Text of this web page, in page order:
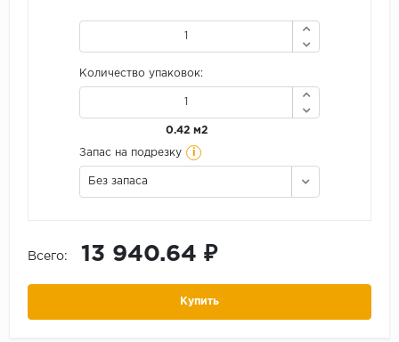
Количество упаковок:
0.42 м2
Запас на подрезку i
Без запаса
Всего: 13 940.64 ₽
Купить